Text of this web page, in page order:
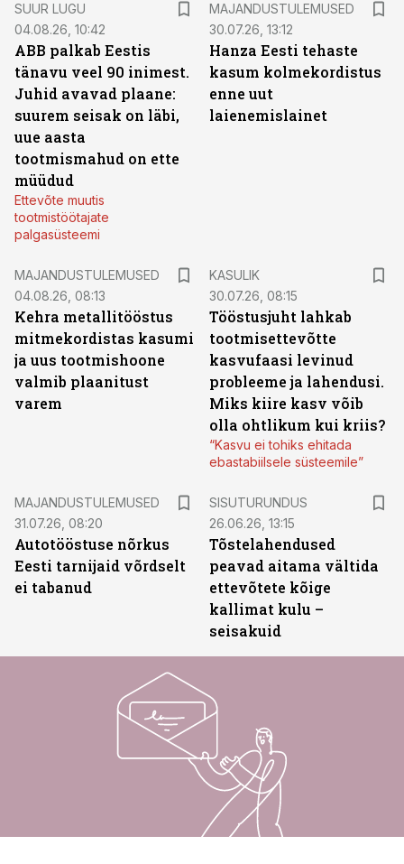
SUUR LUGU
04.08.26, 10:42
ABB palkab Eestis
tänavu veel 90 inimest.
Juhid avavad plaane:
suurem seisak on läbi,
uue aasta
tootmismahud on ette
müüdud
Ettevõte muutis
tootmistöötajate
palgasüsteemi
MAJANDUSTULEMUSED
30.07.26, 13:12
Hanza Eesti tehaste
kasum kolmekordistus
enne uut
laienemislainet
MAJANDUSTULEMUSED
04.08.26, 08:13
Kehra metallitööstus
mitmekordistas kasumi
ja uus tootmishoone
valmib plaanitust
varem
KASULIK
30.07.26, 08:15
Tööstusjuht lahkab
tootmisettevõtte
kasvufaasi levinud
probleeme ja lahendusi.
Miks kiire kasv võib
olla ohtlikum kui kriis?
“Kasvu ei tohiks ehitada
ebastabiilsele süsteemile”
MAJANDUSTULEMUSED
31.07.26, 08:20
Autotööstuse nõrkus
Eesti tarnijaid võrdselt
ei tabanud
SISUTURUNDUS
26.06.26, 13:15
Tõstelahendused
peavad aitama vältida
ettevõtete kõige
kallimat kulu –
seisakuid